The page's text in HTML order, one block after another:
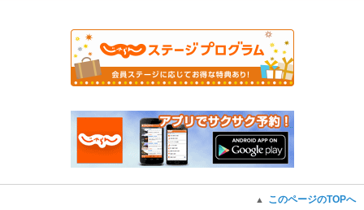
▲ このページのTOPへ